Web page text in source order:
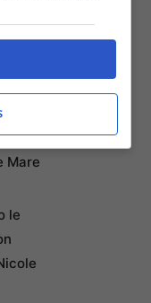
Mare
le